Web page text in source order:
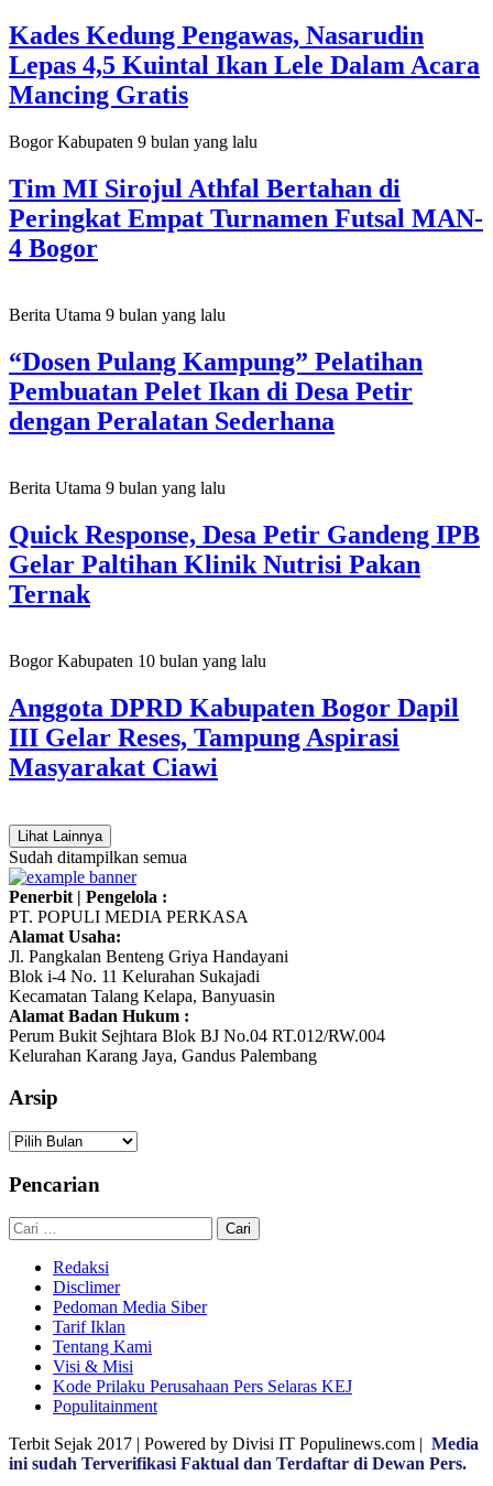
Kades Kedung Pengawas, Nasarudin
Lepas 4,5 Kuintal Ikan Lele Dalam Acara
Mancing Gratis
Bogor Kabupaten 9 bulan yang lalu
Tim MI Sirojul Athfal Bertahan di
Peringkat Empat Turnamen Futsal MAN-
4 Bogor
Berita Utama 9 bulan yang lalu
“Dosen Pulang Kampung” Pelatihan
Pembuatan Pelet Ikan di Desa Petir
dengan Peralatan Sederhana
Berita Utama 9 bulan yang lalu
Quick Response, Desa Petir Gandeng IPB
Gelar Paltihan Klinik Nutrisi Pakan
Ternak
Bogor Kabupaten 10 bulan yang lalu
Anggota DPRD Kabupaten Bogor Dapil
III Gelar Reses, Tampung Aspirasi
Masyarakat Ciawi
Lihat Lainnya
Sudah ditampilkan semua
Penerbit | Pengelola :
PT. POPULI MEDIA PERKASA
Alamat Usaha:
Jl. Pangkalan Benteng Griya Handayani
Blok i-4 No. 11 Kelurahan Sukajadi
Kecamatan Talang Kelapa, Banyuasin
Alamat Badan Hukum :
Perum Bukit Sejhtara Blok BJ No.04 RT.012/RW.004
Kelurahan Karang Jaya, Gandus Palembang
Arsip
Arsip
Pencarian
Cari
untuk:
Redaksi
Disclimer
Pedoman Media Siber
Tarif Iklan
Tentang Kami
Visi & Misi
Kode Prilaku Perusahaan Pers Selaras KEJ
Populitainment
Terbit Sejak 2017 | Powered by Divisi IT Populinews.com | Media
ini sudah Terverifikasi Faktual dan Terdaftar di Dewan Pers.